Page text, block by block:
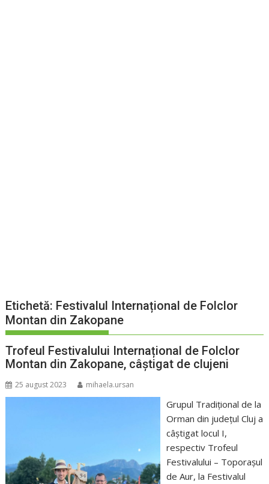
Etichetă: Festivalul Internațional de Folclor
Montan din Zakopane
Trofeul Festivalului Internațional de Folclor
Montan din Zakopane, câștigat de clujeni
25 august 2023 mihaela.ursan
Grupul Tradițional de la
Orman din județul Cluj a
câștigat locul I,
respectiv Trofeul
Festivalului – Toporașul
de Aur, la Festivalul